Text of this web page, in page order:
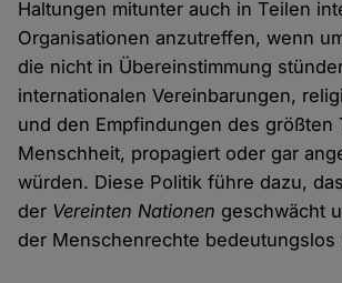
Haltungen mitunter auch in Teilen
Organisationen anzutreffen, wenn
die nicht in Übereinstimmung
internationalen Vereinbarungen,
und den Empfindungen des größten
Menschheit, propagiert oder gar
würden. Diese Politik führe dazu,
der Vereinten Nationen geschwächt
der Menschenrechte bedeutungslos